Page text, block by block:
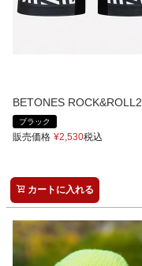
BETONES ROCK&ROLL2
ブラック
販売価格 ¥2,530税込
カートに入れる